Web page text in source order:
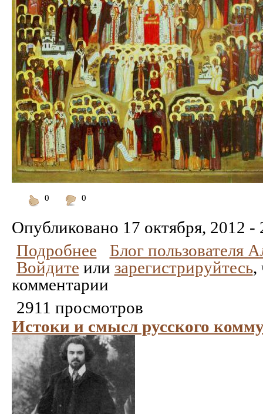
0
0
Опубликовано 17 октября, 2012 -
Подробнее
Блог пользователя
Войдите или зарегистрируйтесь,
комментарии
2911 просмотров
Истоки и смысл русского